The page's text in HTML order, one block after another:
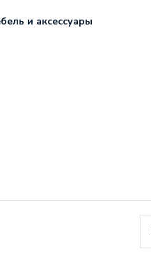
и аксессуары